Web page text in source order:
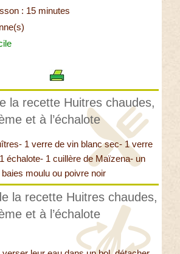
: 15 minutes
la recette Huitres chaudes,
et à l’échalote
1 verre de vin blanc sec- 1 verre
échalote- 1 cuillère de Maïzena- un
moulu ou poivre noir
la recette Huitres chaudes,
et à l’échalote